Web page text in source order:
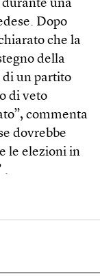
una
Dopo
che la
della
di un partito
di veto
commenta
dovrebbe
le elezioni in
.